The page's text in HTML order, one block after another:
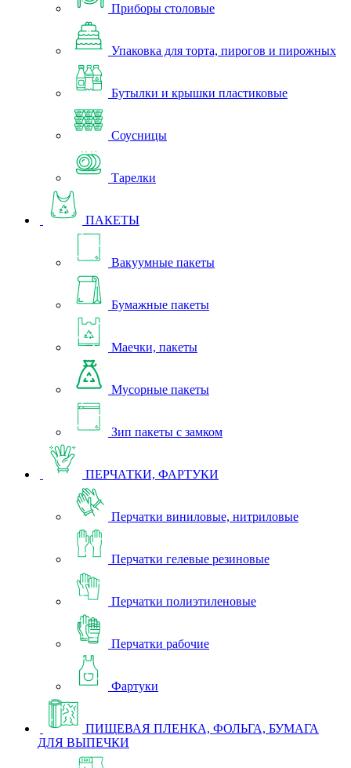
Приборы столовые
Упаковка для торта, пирогов и пирожных
Бутылки и крышки пластиковые
Соусницы
Тарелки
ПАКЕТЫ
Вакуумные пакеты
Бумажные пакеты
Маечки, пакеты
Мусорные пакеты
Зип пакеты с замком
ПЕРЧАТКИ, ФАРТУКИ
Перчатки виниловые, нитриловые
Перчатки гелевые резиновые
Перчатки полиэтиленовые
Перчатки рабочие
Фартуки
ПИЩЕВАЯ ПЛЕНКА, ФОЛЬГА, БУМАГА
ДЛЯ ВЫПЕЧКИ